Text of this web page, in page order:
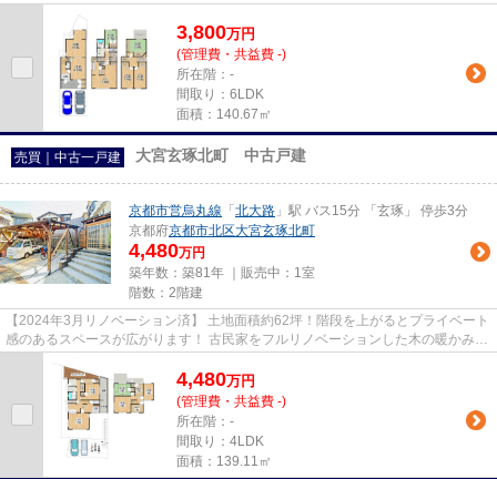
3,800万円
(管理費・共益費 -)
所在階：-
間取り：6LDK
面積：140.67㎡
売買｜中古一戸建 大宮玄琢北町 中古戸建
京都市営烏丸線 「 北大路 」駅 バス15分 「玄琢」 停歩3分
京都府京都市北区大宮玄琢北町
4,480万円
築年数：築81年 ｜販売中： 1室
階数：2階建
【2024年3月リノベーション済】 土地面積約62坪！階段を上がるとプライベート
感のあるスペースが広がります！ 古民家をフルリノベーションした木の暖かみを
4,480万円
(管理費・共益費 -)
所在階：-
間取り：4LDK
面積：139.11㎡